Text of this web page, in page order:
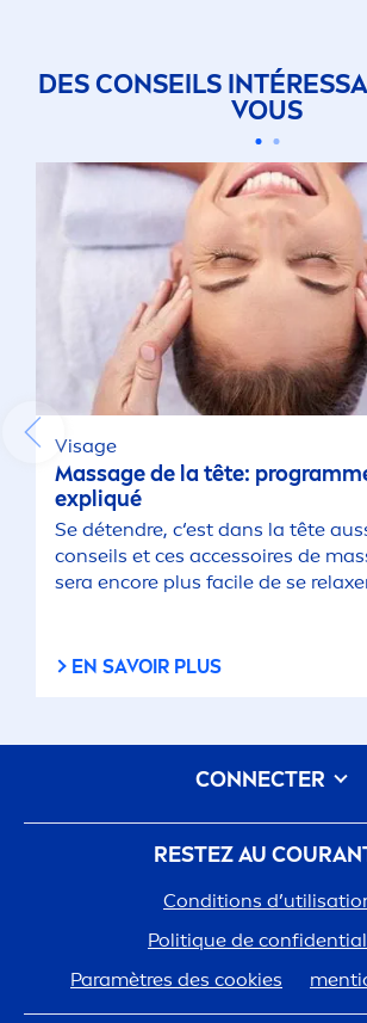
DES CONSEILS
VOUS
Visage
Massage de la tête:
expliqué
Se détendre, c‘est dans la tête
conseils et ces accessoires de
sera encore plus facile de se
EN SAVOIR PLUS
RESTEZ AU
Conditions
Politique de
Paramètres des cookies
men
CONNECTER